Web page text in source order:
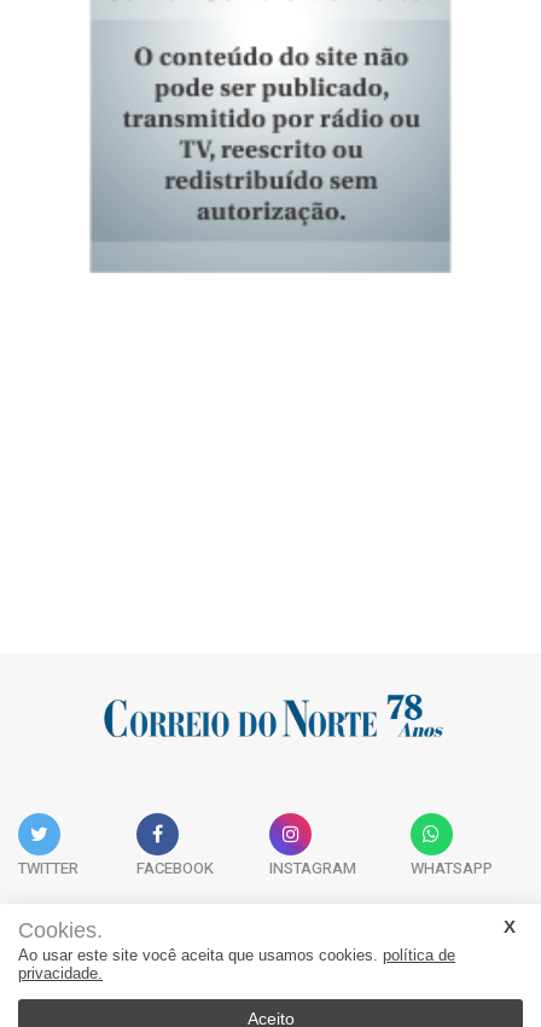
TWITTER FACEBOOK INSTAGRAM WHATSAPP
Acervo Digital Fale Conosco Quem Somos
Cookies.
Ao usar este site você aceita que usamos cookies. política de
privacidade.
Aceito